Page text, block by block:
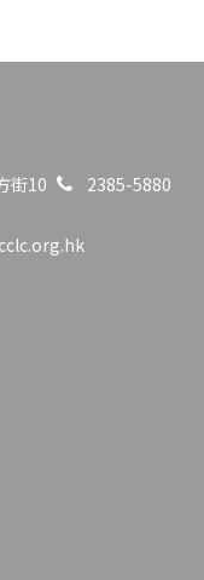
街10
2385-5880